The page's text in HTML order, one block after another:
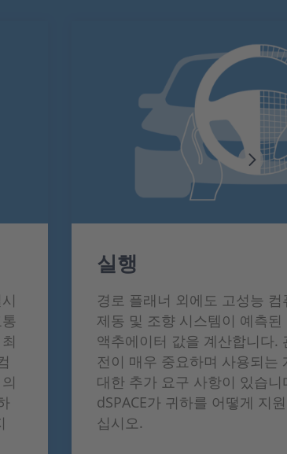
실행
경로 플래너 외에도 고성능
제동 및 조향 시스템이 예측
액추에이터 값을 계산합니다.
전이 매우 중요하며 사용되는
대한 추가 요구 사항이 있습
dSPACE가 귀하를 어떻게 지
십시오.